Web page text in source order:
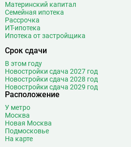
Материнский капитал
Семейная ипотека
Рассрочка
ИТ-ипотека
Ипотека от застройщика
Срок сдачи
В этом году
Новостройки сдача 2027 год
Новостройки сдача 2028 год
Новостройки сдача 2029 год
Расположение
У метро
Москва
Новая Москва
Подмосковье
На карте